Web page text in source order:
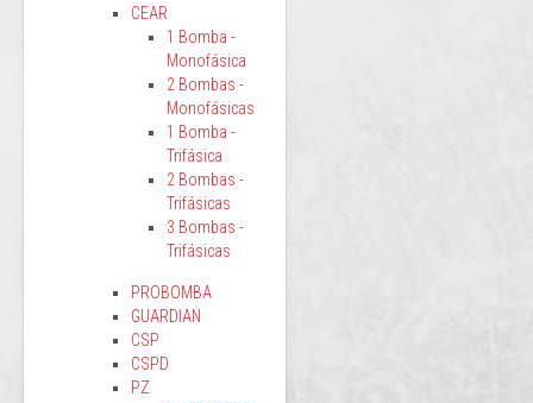
CEAR
1 Bomba -
Monofásica
2 Bombas -
Monofásicas
1 Bomba -
Trifásica
2 Bombas -
Trifásicas
3 Bombas -
Trifásicas
PROBOMBA
GUARDIAN
CSP
CSPD
PZ